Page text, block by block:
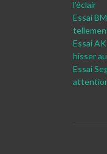
l’éclair
Essai
Essai
hisser
Essai